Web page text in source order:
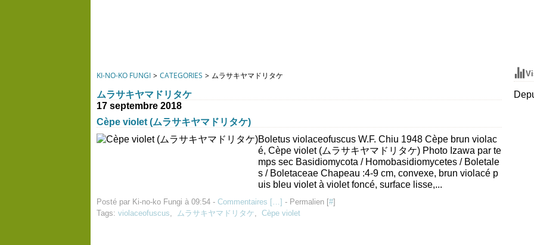
KI-NO-KO FUNGI > CATEGORIES > ムラサキヤマドリタケ
ムラサキヤマドリタケ
17 septembre 2018
Cèpe violet (ムラサキヤマドリタケ)
Boletus violaceofuscus W.F. Chiu 1948 Cèpe brun violac
é, Cèpe violet (ムラサキヤマドリタケ) Photo Izawa par te
mps sec Basidiomycota / Homobasidiomycetes / Boletale
s / Boletaceae Chapeau :4-9 cm, convexe, brun violacé p
uis bleu violet à violet foncé, surface lisse,...
Posté par Ki-no-ko Fungi à 09:54 - Commentaires […] - Permalien [#]
Tags: violaceofuscus, ムラサキヤマドリタケ, Cèpe violet